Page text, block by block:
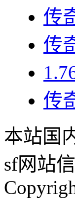
传
传
传
本站国
sf网站